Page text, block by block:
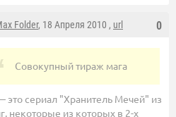
0
Folder, 18 Апреля 2010 , url
Совокупный тираж мага
это сериал "Хранитель Мечей" из
некоторые из которых в 2-х